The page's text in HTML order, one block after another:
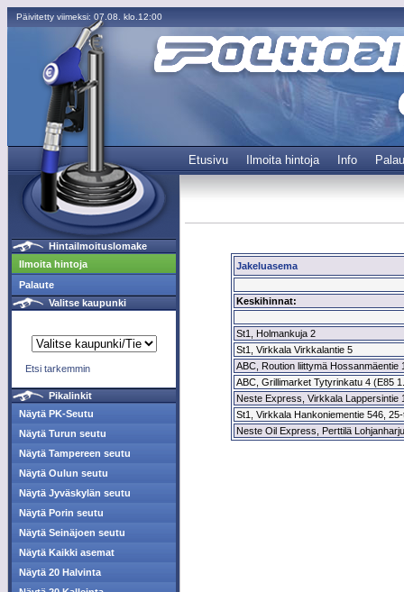
Päivitetty viimeksi: 07.08. klo.12:00
Etusivu Ilmoita hintoja Info
Hintailmoituslomake
Ilmoita hintoja
Palaute
Valitse kaupunki
Etsi tarkemmin
Pikalinkit
Näytä PK-Seutu
Näytä Turun seutu
Näytä Tampereen seutu
Näytä Oulun seutu
Näytä Jyväskylän seutu
Näytä Porin seutu
Näytä Seinäjoen seutu
Näytä Kaikki asemat
Näytä 20 Halvinta
Jakeluasema
Keskihinnat:
St1, Holmankuja 2
St1, Virkkala Virkkalantie 5
ABC, Roution liittymä Hossanmäentie
ABC, Grillimarket Tytyrinkatu 4 (E85
Neste Express, Virkkala Lappersintie
St1, Virkkala Hankoniementie 546,
Neste Oil Express, Perttilä